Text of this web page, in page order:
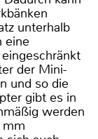
unterhalb
eine
der Mini-
und so die
gibt es in
werden
mm